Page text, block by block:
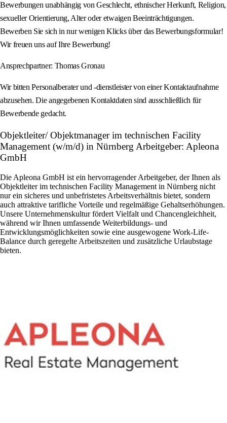
Bewerbungen unabhängig von Geschlecht, ethnischer Herkunft, Religion,
sexueller Orientierung, Alter oder etwaigen Beeinträchtigungen.
Bewerben Sie sich in nur wenigen Klicks über das Bewerbungsformular!
Wir freuen uns auf Ihre Bewerbung!
Ansprechpartner: Thomas Gronau
Wir bitten Personalberater und -dienstleister von einer Kontaktaufnahme
abzusehen. Die angegebenen Kontaktdaten sind ausschließlich für
Bewerbende gedacht.
Objektleiter/ Objektmanager im technischen Facility
Management (w/m/d) in Nürnberg Arbeitgeber: Apleona
GmbH
Die Apleona GmbH ist ein hervorragender Arbeitgeber, der Ihnen als
Objektleiter im technischen Facility Management in Nürnberg nicht
nur ein sicheres und unbefristetes Arbeitsverhältnis bietet, sondern
auch attraktive tarifliche Vorteile und regelmäßige Gehaltserhöhungen.
Unsere Unternehmenskultur fördert Vielfalt und Chancengleichheit,
während wir Ihnen umfassende Weiterbildungs- und
Entwicklungsmöglichkeiten sowie eine ausgewogene Work-Life-
Balance durch geregelte Arbeitszeiten und zusätzliche Urlaubstage
bieten.